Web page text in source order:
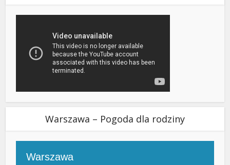
Warszawa – Pogoda dla rodziny